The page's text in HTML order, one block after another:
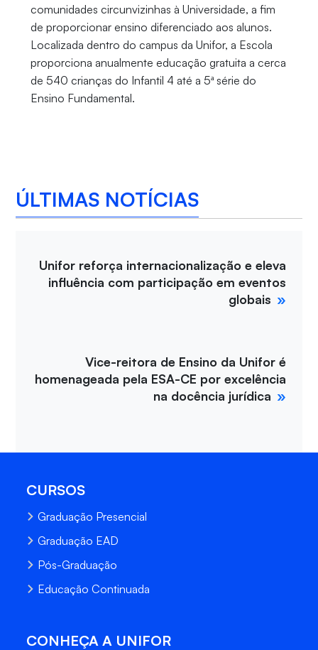
comunidades circunvizinhas à Universidade, a fim
de proporcionar ensino diferenciado aos alunos.
Localizada dentro do campus da Unifor, a Escola
proporciona anualmente educação gratuita a cerca
de 540 crianças do Infantil 4 até a 5ª série do
Ensino Fundamental.
ÚLTIMAS NOTÍCIAS
Unifor reforça internacionalização e eleva
influência com participação em eventos
globais
Vice-reitora de Ensino da Unifor é
homenageada pela ESA-CE por excelência
na docência jurídica
CURSOS
Graduação Presencial
Graduação EAD
Pós-Graduação
Educação Continuada
CONHEÇA A UNIFOR